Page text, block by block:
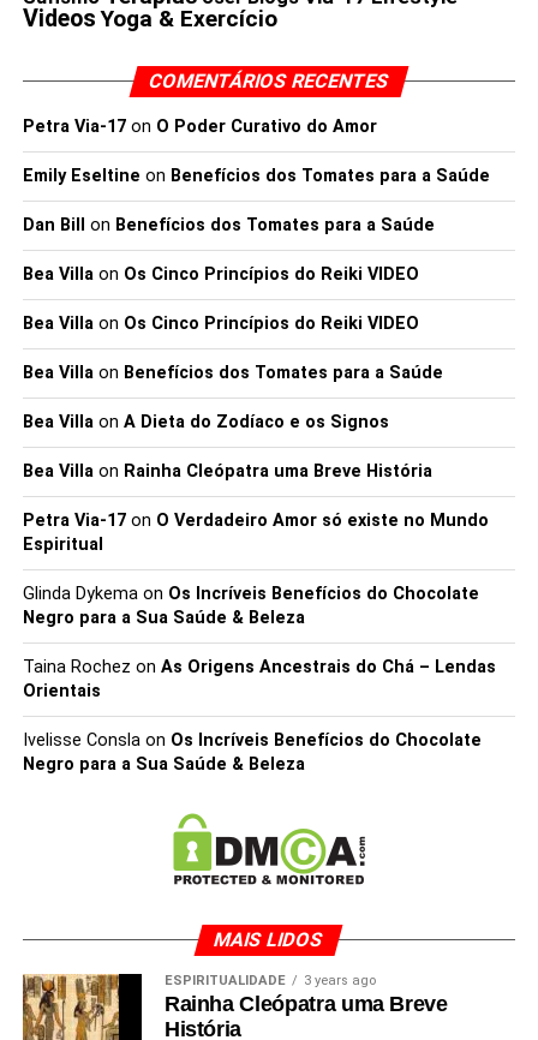
Videos Yoga & Exercício
COMENTÁRIOS RECENTES
Petra Via-17on O Poder Curativo do Amor
Emily Eseltine on Benefícios dos Tomates para a Saúde
Dan Bill on Benefícios dos Tomates para a Saúde
Bea Villaon Os Cinco Princípios do Reiki VIDEO
Bea Villaon Os Cinco Princípios do Reiki VIDEO
Bea Villaon Benefícios dos Tomates para a Saúde
Bea Villaon A Dieta do Zodíaco e os Signos
Bea Villaon Rainha Cleópatra uma Breve História
Petra Via-17on O Verdadeiro Amor só existe no Mundo
Espiritual
Glinda Dykemaon Os Incríveis Benefícios do Chocolate
Negro para a Sua Saúde & Beleza
Taina Rochez on As Origens Ancestrais do Chá – Lendas
Orientais
Ivelisse Conslaon Os Incríveis Benefícios do Chocolate
Negro para a Sua Saúde & Beleza
MAIS LIDOS
ESPIRITUALIDADE 3 years ago
Rainha Cleópatra uma Breve
História